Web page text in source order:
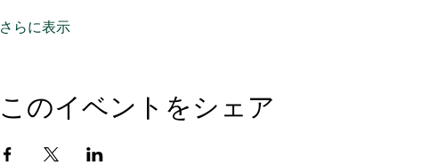
さらに表示
このイベントをシェア